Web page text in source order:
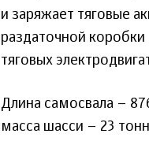
и заряжает тяговые
раздаточной
тяговых
Длина самосвала –
масса шасси – 23